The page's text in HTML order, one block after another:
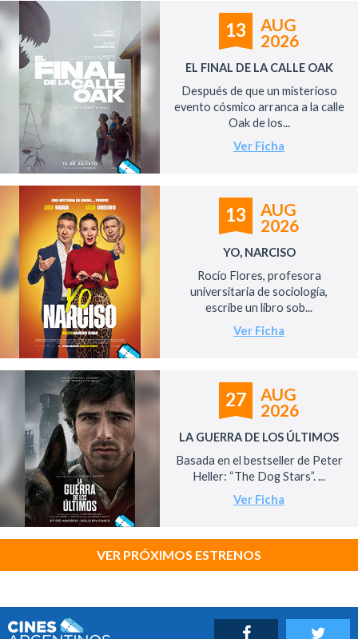
13
AUG
2026
EL FINAL DE LA CALLE OAK
Después de que un misterioso
evento cósmico arranca a la calle
Oak de los...
Ver Ficha
13
AUG
2026
YO, NARCISO
Rocío Flores, profesora
universitaria de sociología,
escribe un libro sob...
Ver Ficha
27
AUG
2026
LA GUERRA DE LOS ÚLTIMOS
Basada en el bestseller de Peter
Heller: “The Dog Stars”. ...
Ver Ficha
VER PRÓXIMOS ESTRENOS